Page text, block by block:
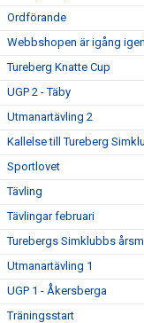
Ordförande
Webbshopen är igång
Tureberg Knatte Cup
UGP 2 - Täby
Utmanartävling 2
Kallelse till Tureberg
Sportlovet
Tävling
Tävlingar februari
Turebergs Simklubbs
Utmanartävling 1
UGP 1 - Åkersberga
Träningsstart